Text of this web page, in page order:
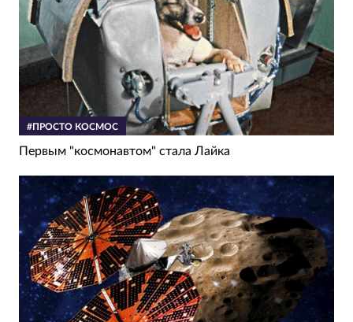
#ПРОСТО КОСМОС
Первым "космонавтом" стала Лайка